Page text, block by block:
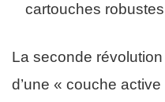
cartouches
La seconde
d’une « couche